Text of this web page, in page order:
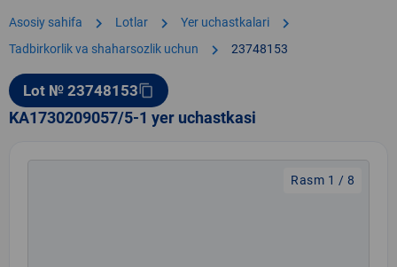
Asosiy sahifa chevron_right Lotlar chevron_right Yer uchastkalari chevron_right
Tadbirkorlik va shaharsozlik uchun chevron_right 23748153
Lot № 23748153content_copy
KA1730209057/5-1 yer uchastkasi
Rasm 1 / 8